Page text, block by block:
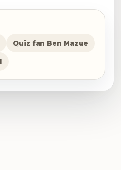
Quiz fan Ben Mazue